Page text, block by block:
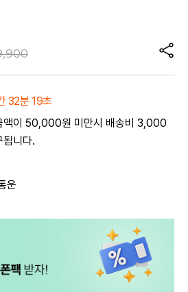
32분 19초
액이 50,000원 미만시 배송비 3,000
됩니다.
운